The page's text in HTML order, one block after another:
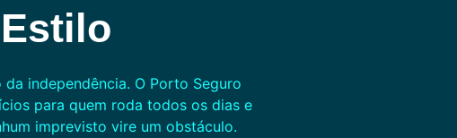
independência. O Porto Seguro
para quem roda todos os dias e
imprevisto vire um obstáculo.